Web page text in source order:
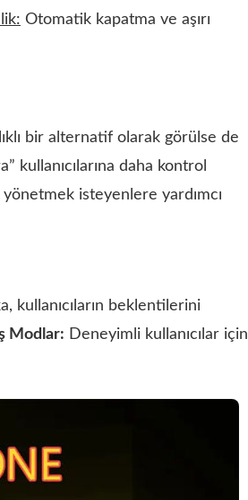
Otomatik kapatma ve aşırı
bir alternatif olarak görülse de
kullanıcılarına daha kontrol
isteyenlere yardımcı
kullanıcıların beklentilerini
Modlar: Deneyimli kullanıcılar için